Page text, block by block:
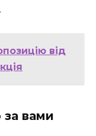
від
за вами